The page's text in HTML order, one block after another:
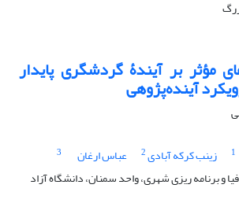
مؤثر بر آیندۀ گردشگری پایدار
آینده‌پژوهی
1 زینب کرکه آبادی2 عباس ارغان
3
و برنامه ریزی شهری، واحد سمنان، دانشگاه آزاد